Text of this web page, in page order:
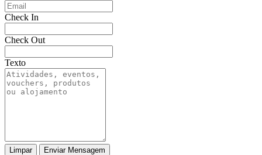
Check In
Check Out
Texto